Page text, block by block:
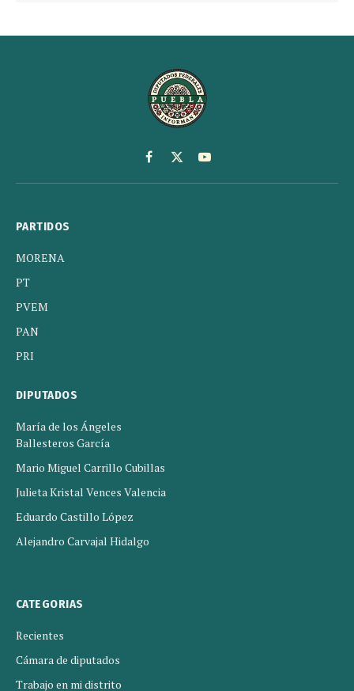
Facebook
X
(Twitter)
YouTube
PARTIDOS
MORENA
PT
PVEM
PAN
PRI
DIPUTADOS
María de los Ángeles
Ballesteros García
Mario Miguel Carrillo Cubillas
Julieta Kristal Vences Valencia
Eduardo Castillo López
Alejandro Carvajal Hidalgo
CATEGORIAS
Recientes
Cámara de diputados
Trabajo en mi distrito